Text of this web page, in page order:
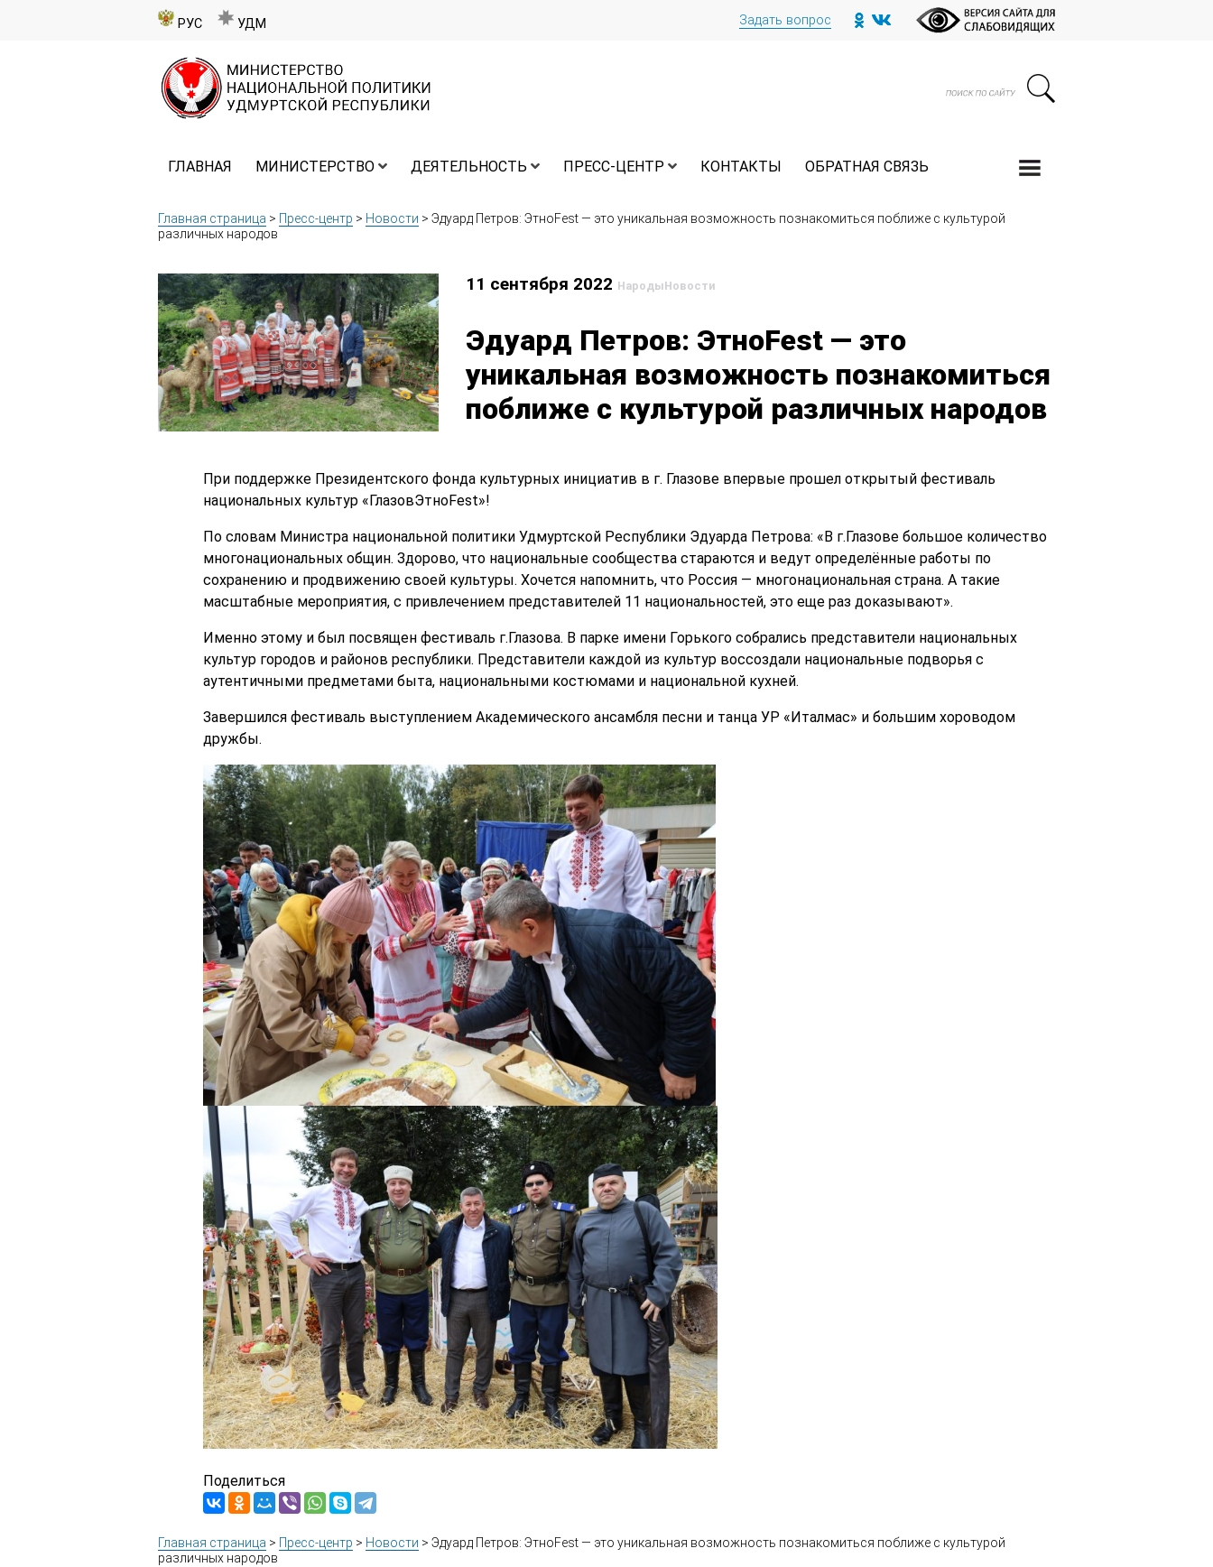
РУС УДМ Задать вопрос
ГЛАВНАЯ МИНИСТЕРСТВО ДЕЯТЕЛЬНОСТЬ ПРЕСС-ЦЕНТР КОНТАКТЫ ОБРАТНАЯ СВЯЗЬ
Главная страница > Пресс-центр > Новости > Эдуард Петров: ЭтноFest — это уникальная возможность познакомиться поближе с культурой
различных народов
11 сентября 2022 НародыНовости
Эдуард Петров: ЭтноFest — это
уникальная возможность познакомиться
поближе с культурой различных народов
При поддержке Президентского фонда культурных инициатив в г. Глазове впервые прошел открытый фестиваль
национальных культур «ГлазовЭтноFest»!
По словам Министра национальной политики Удмуртской Республики Эдуарда Петрова: «В г.Глазове большое количество
многонациональных общин. Здорово, что национальные сообщества стараются и ведут определённые работы по
сохранению и продвижению своей культуры. Хочется напомнить, что Россия — многонациональная страна. А такие
масштабные мероприятия, с привлечением представителей 11 национальностей, это еще раз доказывают».
Именно этому и был посвящен фестиваль г.Глазова. В парке имени Горького собрались представители национальных
культур городов и районов республики. Представители каждой из культур воссоздали национальные подворья с
аутентичными предметами быта, национальными костюмами и национальной кухней.
Завершился фестиваль выступлением Академического ансамбля песни и танца УР «Италмас» и большим хороводом
дружбы.
Поделиться
Главная страница > Пресс-центр > Новости > Эдуард Петров: ЭтноFest — это уникальная возможность познакомиться поближе с культурой
различных народов